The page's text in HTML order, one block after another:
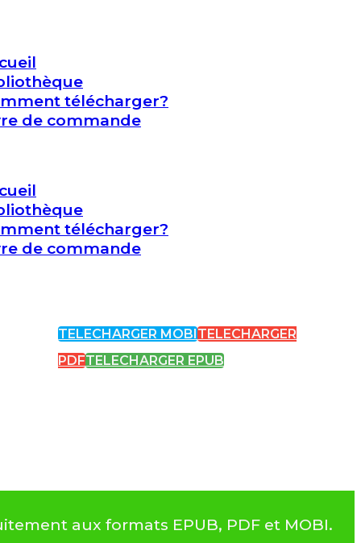
télécharger?
de commande
télécharger?
de commande
TELECHARGER MOBITELECHARGER
PDFTELECHARGER EPUB
aux formats EPUB, PDF et MOBI.